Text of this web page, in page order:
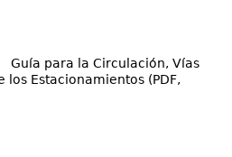
Servicios
Guía para la Circulación, Vías
los Estacionamientos (PDF,